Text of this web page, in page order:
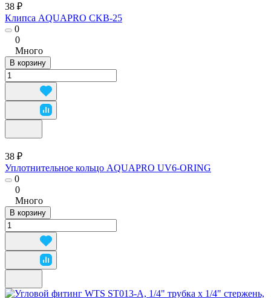
38 ₽
Клипса AQUAPRO CKB-25
0
0
Много
В корзину
38 ₽
Уплотнительное кольцо AQUAPRO UV6-ORING
0
0
Много
В корзину